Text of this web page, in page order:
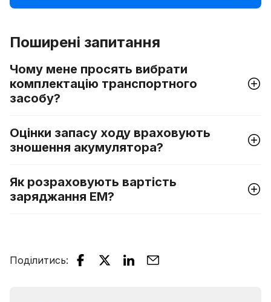
Поширені запитання
Чому мене просять вибрати
комплектацію транспортного
засобу?
Оцінки запасу ходу враховують
зношення акумулятора?
Як розраховують вартість
заряджання ЕМ?
Поділитись: